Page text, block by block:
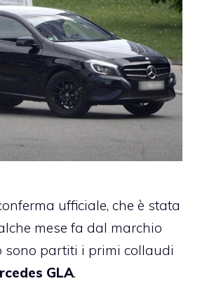
ufficiale, che è stata
mese fa dal marchio
sono partiti i primi collaudi
GLA.